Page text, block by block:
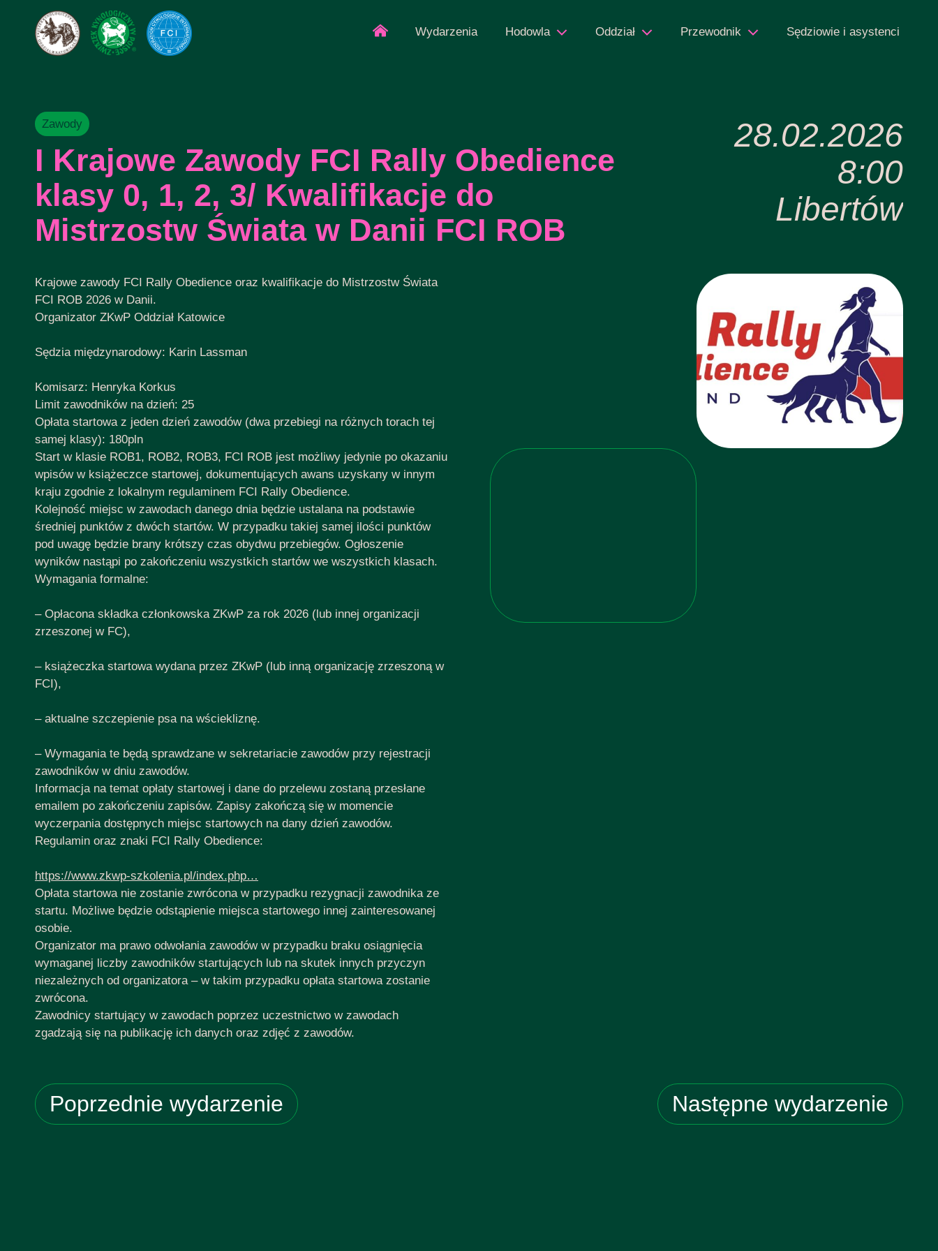
Wydarzenia Hodowla Oddział Przewodnik Sędziowie i asystenci
Zawody
I Krajowe Zawody FCI Rally Obedience
klasy 0, 1, 2, 3/ Kwalifikacje do
Mistrzostw Świata w Danii FCI ROB
28.02.2026
8:00
Libertów
Krajowe zawody FCI Rally Obedience oraz kwalifikacje do Mistrzostw Świata
FCI ROB 2026 w Danii.
Organizator ZKwP Oddział Katowice
Sędzia międzynarodowy: Karin Lassman
Komisarz: Henryka Korkus
Limit zawodników na dzień: 25
Opłata startowa z jeden dzień zawodów (dwa przebiegi na różnych torach tej
samej klasy): 180pln
Start w klasie ROB1, ROB2, ROB3, FCI ROB jest możliwy jedynie po okazaniu
wpisów w książeczce startowej, dokumentujących awans uzyskany w innym
kraju zgodnie z lokalnym regulaminem FCI Rally Obedience.
Kolejność miejsc w zawodach danego dnia będzie ustalana na podstawie
średniej punktów z dwóch startów. W przypadku takiej samej ilości punktów
pod uwagę będzie brany krótszy czas obydwu przebiegów. Ogłoszenie
wyników nastąpi po zakończeniu wszystkich startów we wszystkich klasach.
Wymagania formalne:
– Opłacona składka członkowska ZKwP za rok 2026 (lub innej organizacji
zrzeszonej w FC),
– książeczka startowa wydana przez ZKwP (lub inną organizację zrzeszoną w
FCI),
– aktualne szczepienie psa na wściekliznę.
– Wymagania te będą sprawdzane w sekretariacie zawodów przy rejestracji
zawodników w dniu zawodów.
Informacja na temat opłaty startowej i dane do przelewu zostaną przesłane
emailem po zakończeniu zapisów. Zapisy zakończą się w momencie
wyczerpania dostępnych miejsc startowych na dany dzień zawodów.
Regulamin oraz znaki FCI Rally Obedience:
https://www.zkwp-szkolenia.pl/index.php…
Opłata startowa nie zostanie zwrócona w przypadku rezygnacji zawodnika ze
startu. Możliwe będzie odstąpienie miejsca startowego innej zainteresowanej
osobie.
Organizator ma prawo odwołania zawodów w przypadku braku osiągnięcia
wymaganej liczby zawodników startujących lub na skutek innych przyczyn
niezależnych od organizatora – w takim przypadku opłata startowa zostanie
zwrócona.
Zawodnicy startujący w zawodach poprzez uczestnictwo w zawodach
zgadzają się na publikację ich danych oraz zdjęć z zawodów.
Poprzednie wydarzenie Następne wydarzenie